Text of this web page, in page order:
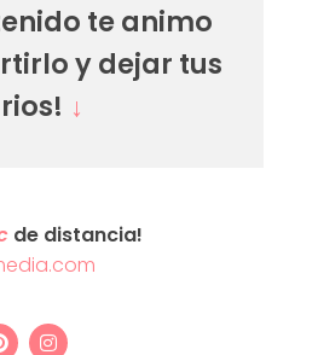
te animo
y dejar tus
↓
de distancia!